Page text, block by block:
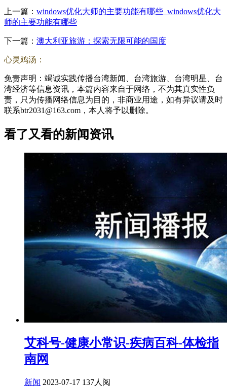
上一篇： windows优化大师的主要功能有哪些_windows优化大
师的主要功能有哪些
下一篇： 澳大利亚旅游：探索无限可能的国度
心灵鸡汤：
免责声明：竭诚实践传播台湾新闻、台湾旅游、台湾明星、台
湾经济等信息资讯，本篇内容来自于网络，不为其真实性负
责，只为传播网络信息为目的，非商业用途，如有异议请及时
联系btr2031@163.com，本人将予以删除。
看了又看的新闻资讯
艾科号-健康小常识-疾病百科-体检指
南网
新闻 2023-07-17 137人阅